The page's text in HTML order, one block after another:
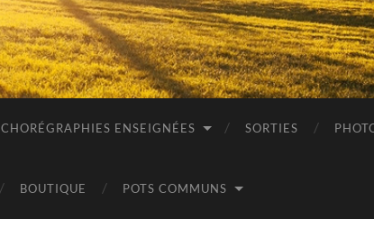
Forever
Country
CHORÉGRAPHIES ENSEIGNÉES SORTIES
BOUTIQUE POTS COMMUNS